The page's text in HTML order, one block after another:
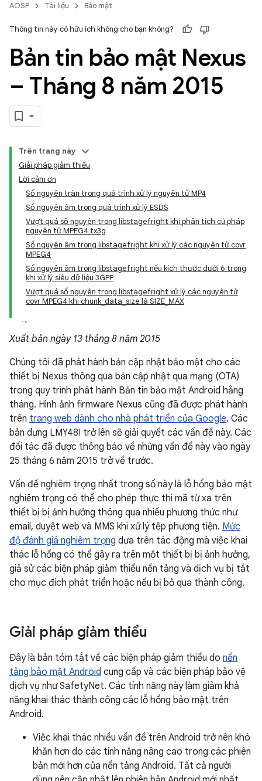
AOSP Tài liệu Bảo mật
Thông tin này có hữu ích không cho bạn không?
Bản tin bảo mật Nexus
– Tháng 8 năm 2015
Trên trang này
Giải pháp giảm thiểu
Lời cảm ơn
Số nguyên tràn trong quá trình xử lý nguyên tử MP4
Số nguyên âm trong quá trình xử lý ESDS
Vượt quá số nguyên trong libstagefright khi phân tích cú pháp
nguyên tử MPEG4 tx3g
Số nguyên âm trong libstagefright khi xử lý các nguyên tử covr
MPEG4
Số nguyên âm trong libstagefright nếu kích thước dưới 6 trong
khi xử lý siêu dữ liệu 3GPP
Vượt quá số nguyên trong libstagefright xử lý các nguyên tử
covr MPEG4 khi chunk_data_size là SIZE_MAX
Xuất bản ngày 13 tháng 8 năm 2015
Chúng tôi đã phát hành bản cập nhật bảo mật cho các
thiết bị Nexus thông qua bản cập nhật qua mạng (OTA)
trong quy trình phát hành Bản tin bảo mật Android hằng
tháng. Hình ảnh firmware Nexus cũng đã được phát hành
trên trang web dành cho nhà phát triển của Google. Các
bản dựng LMY48I trở lên sẽ giải quyết các vấn đề này. Các
đối tác đã được thông báo về những vấn đề này vào ngày
25 tháng 6 năm 2015 trở về trước.
Vấn đề nghiêm trọng nhất trong số này là lỗ hổng bảo mật
nghiêm trọng có thể cho phép thực thi mã từ xa trên
thiết bị bị ảnh hưởng thông qua nhiều phương thức như
email, duyệt web và MMS khi xử lý tệp phương tiện. Mức
độ đánh giá nghiêm trọng dựa trên tác động mà việc khai
thác lỗ hổng có thể gây ra trên một thiết bị bị ảnh hưởng,
giả sử các biện pháp giảm thiểu nền tảng và dịch vụ bị tắt
cho mục đích phát triển hoặc nếu bị bỏ qua thành công.
Giải pháp giảm thiểu
Đây là bản tóm tắt về các biện pháp giảm thiểu do nền
tảng bảo mật Android cung cấp và các biện pháp bảo vệ
dịch vụ như SafetyNet. Các tính năng này làm giảm khả
năng khai thác thành công các lỗ hổng bảo mật trên
Android.
Việc khai thác nhiều vấn đề trên Android trở nên khó
khăn hơn do các tính năng nâng cao trong các phiên
bản mới hơn của nền tảng Android. Tất cả người